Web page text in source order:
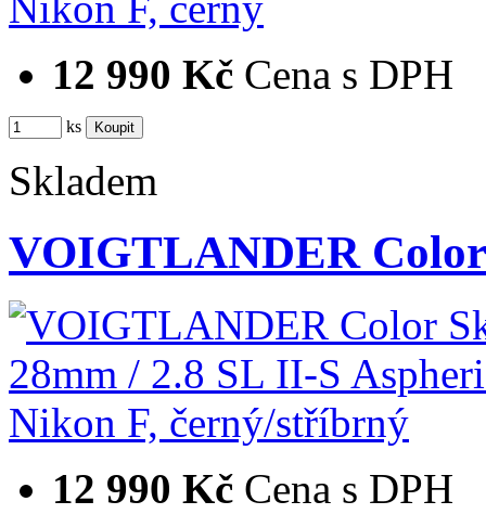
12 990 Kč Cena s DPH
ks
Skladem
VOIGTLANDER
12 990 Kč Cena s DPH